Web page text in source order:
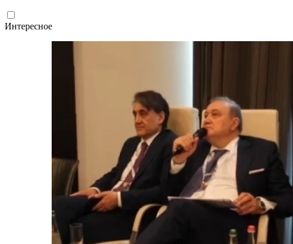
Интересное